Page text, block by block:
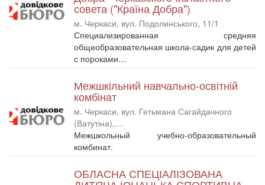
совета ("Країна Добра")
м. Черкаси, вул. Подолинського, 11/1
Специализированная средняя
общеобразовательная школа-садик для детей
с пороками…
Межшкільний навчально-освітній
комбінат
м. Черкаси, вул. Гетьмана Сагайдачного
(Ватутіна),…
Межшкольный учебно-образовательный
комбинат.
ОБЛАСНА СПЕЦІАЛІЗОВАНА